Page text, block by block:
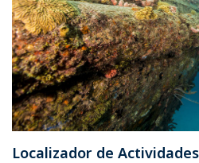
Localizador de